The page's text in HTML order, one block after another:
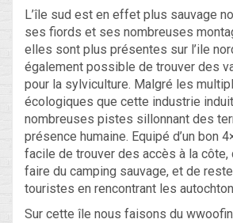
L’île sud est en effet plus sauvage
ses fiords et ses nombreuses
elles sont plus présentes sur l’ile
également possible de trouver des
pour la sylviculture. Malgré les
écologiques que cette industrie
nombreuses pistes sillonnant des
présence humaine. Equipé d’un bon
facile de trouver des accès à la côte,
faire du camping sauvage, et de
touristes en rencontrant les
Sur cette île nous faisons du